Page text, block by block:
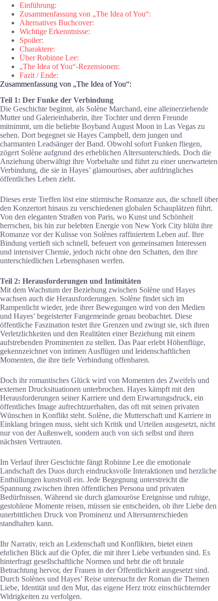
Einführung:
Zusammenfassung von „The Idea of You“:
Alternatives Buchcover:
Wichtige Erkenntnisse:
Spoiler:
Charaktere:
Über Robinne Lee:
„The Idea of You“-Rezensionen:
Fazit / Ende:
Zusammenfassung von „The Idea of You“:
Teil 1: Der Funke der Verbindung
Die Geschichte beginnt, als Solène Marchand, eine alleinerziehende
Mutter und Galerieinhaberin, ihre Tochter und deren Freunde
mitnimmt, um die beliebte Boyband August Moon in Las Vegas zu
sehen. Dort begegnet sie Hayes Campbell, dem jungen und
charmanten Leadsänger der Band. Obwohl sofort Funken fliegen,
zögert Solène aufgrund des erheblichen Altersunterschieds. Doch die
Anziehung überwältigt ihre Vorbehalte und führt zu einer unerwarteten
Verbindung, die sie in Hayes’ glamouröses, aber aufdringliches
öffentliches Leben zieht.
Dieses erste Treffen löst eine stürmische Romanze aus, die schnell über
den Konzertort hinaus zu verschiedenen globalen Schauplätzen führt.
Von den eleganten Straßen von Paris, wo Kunst und Schönheit
herrschen, bis hin zur belebten Energie von New York City blüht ihre
Romanze vor der Kulisse von Solènes raffiniertem Leben auf. Ihre
Bindung vertieft sich schnell, befeuert von gemeinsamen Interessen
und intensiver Chemie, jedoch nicht ohne den Schatten, den ihre
unterschiedlichen Lebensphasen werfen.
Teil 2: Herausforderungen und Intimitäten
Mit dem Wachstum der Beziehung zwischen Solène und Hayes
wachsen auch die Herausforderungen. Solène findet sich im
Rampenlicht wieder, jede ihrer Bewegungen wird von den Medien
und Hayes’ begeisterter Fangemeinde genau beobachtet. Diese
öffentliche Faszination testet ihre Grenzen und zwingt sie, sich ihren
Verletzlichkeiten und den Realitäten einer Beziehung mit einem
aufstrebenden Prominenten zu stellen. Das Paar erlebt Höhenflüge,
gekennzeichnet von intimen Ausflügen und leidenschaftlichen
Momenten, die ihre tiefe Verbindung offenbaren.
Doch ihr romantisches Glück wird von Momenten des Zweifels und
externen Drucksituationen unterbrochen. Hayes kämpft mit den
Herausforderungen seiner Karriere und dem Erwartungsdruck, ein
öffentliches Image aufrechtzuerhalten, das oft mit seinen privaten
Wünschen in Konflikt steht. Solène, die Mutterschaft und Karriere in
Einklang bringen muss, sieht sich Kritik und Urteilen ausgesetzt, nicht
nur von der Außenwelt, sondern auch von sich selbst und ihren
nächsten Vertrauten.
Im Verlauf ihrer Geschichte fängt Robinne Lee die emotionale
Landschaft des Duos durch eindrucksvolle Interaktionen und herzliche
Enthüllungen kunstvoll ein. Jede Begegnung unterstreicht die
Spannung zwischen ihren öffentlichen Persona und privaten
Bedürfnissen. Während sie durch glamouröse Ereignisse und ruhige,
gestohlene Momente reisen, müssen sie entscheiden, ob ihre Liebe den
unerbittlichen Druck von Prominenz und Altersunterschieden
standhalten kann.
Ihr Narrativ, reich an Leidenschaft und Konflikten, bietet einen
ehrlichen Blick auf die Opfer, die mit ihrer Liebe verbunden sind. Es
hinterfragt gesellschaftliche Normen und hebt die oft brutale
Betrachtung hervor, der Frauen in der Öffentlichkeit ausgesetzt sind.
Durch Solènes und Hayes’ Reise untersucht der Roman die Themen
Liebe, Identität und den Mut, das eigene Herz trotz einschüchternder
Widrigkeiten zu verfolgen.